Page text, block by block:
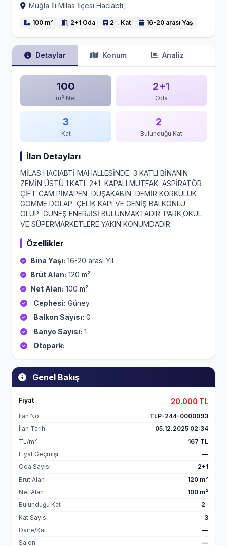
Genel Bakış
Fiyat 20.000 TL
İlan No
TLP-244-0000093
İlan Tarihi
05.12.2025 02:34
TL/m²
167 TL
Fiyat Geçmişi
—
Oda Sayısı
2+1
Brüt Alan
120 m²
Net Alan
100 m²
Bulunduğu Kat
2
Kat Sayısı
3
Daire/Kat
—
Salon
—
Muğla İli Milas İlçesi Hacıabti,
100 m² 2+1 Oda 2 . Kat 16-20 arası Yaş
Detaylar Konum Analiz
100
m² Net
2+1
Oda
3
Kat
2
Bulunduğu Kat
İlan Detayları
MİLAS HACIABTİ MAHALLESİNDE 3 KATLI BİNANIN
ZEMİN ÜSTÜ 1.KATI 2+1 KAPALI MUTFAK ASPİRATÖR
ÇİFT CAM PİMAPEN DUŞAKABİN DEMİR KORKULUK
GÖMME DOLAP ÇELİK KAPI VE GENİŞ BALKONLU
OLUP GÜNEŞ ENERJİSİ BULUNMAKTADIR. PARK,OKUL
VE SÜPERMARKETLERE YAKIN KONUMDADIR.
Özellikler
Bina Yaşı: 16-20 arası Yıl
Brüt Alan: 120 m²
Net Alan: 100 m²
Cephesi: Güney
Balkon Sayısı: 0
Banyo Sayısı: 1
Otopark: